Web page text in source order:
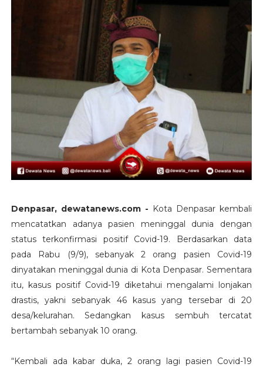
Denpasar, dewatanews.com - Kota Denpasar kembali
mencatatkan adanya pasien meninggal dunia dengan
status terkonfirmasi positif Covid-19. Berdasarkan data
pada Rabu (9/9), sebanyak 2 orang pasien Covid-19
dinyatakan meninggal dunia di Kota Denpasar. Sementara
itu, kasus positif Covid-19 diketahui mengalami lonjakan
drastis, yakni sebanyak 46 kasus yang tersebar di 20
desa/kelurahan. Sedangkan kasus sembuh tercatat
bertambah sebanyak 10 orang.
“Kembali ada kabar duka, 2 orang lagi pasien Covid-19